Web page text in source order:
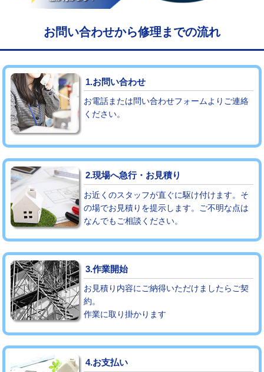
マス交換（深さ50㎝未満） 55,000円
マス交換（深さ50㎝以上） 66,000円
コンクリート斫り（厚さ10㎝まで） 27,500円
コンクリート斫り（厚さ10㎝超え）
モルタル補修（厚さ10㎝まで） 27,500円
モルタル補修（厚さ10㎝超え）
追加人工 16,500円
廃棄・処分 現場見積
※給水管工事は20mmまでの価格です。
お問い合わせから修理までの流れ
1.お問い合わせ
お電話または問い合わせフォームよりご連絡
ください。
2.現場へ急行・お見積り
お近くのスタッフが直ぐに駆け付けます。そ
の場でお見積りを提示します。ご不明な点は
なんでもご相談ください。
3.作業開始
お見積り内容にご納得いただけましたらご契
約。
作業に取り掛かります
4.お支払い